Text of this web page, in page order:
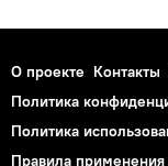
О проекте Контакты
Политика
Политика
Правила